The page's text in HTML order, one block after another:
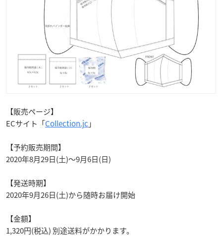
【販売ページ】
ECサイト「Collection.jc 」
【予約販売期間】
2020年8月29日(土)～9月6日(日)
【発送時期】
2020年9月26日(土)から随時お届け開始
【金額】
1,320円(税込) 別途送料がかかります。